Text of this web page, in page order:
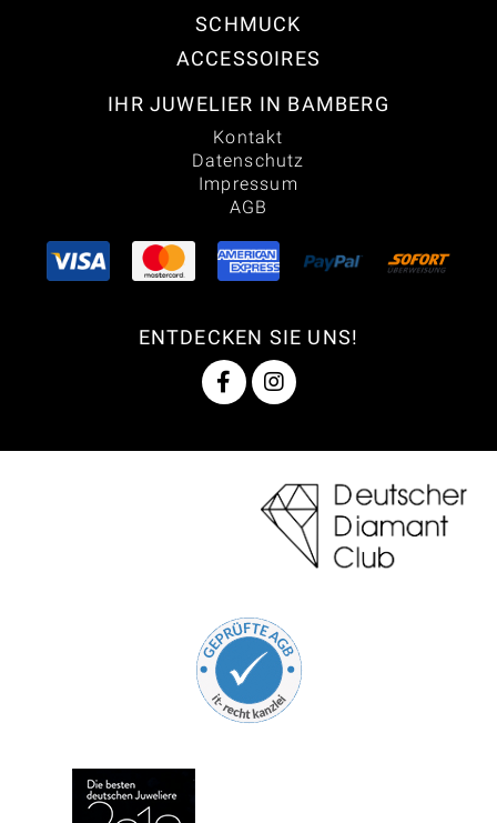
SCHMUCK
ACCESSOIRES
IHR JUWELIER IN BAMBERG
Kontakt
Datenschutz
Impressum
AGB
ENTDECKEN SIE UNS!